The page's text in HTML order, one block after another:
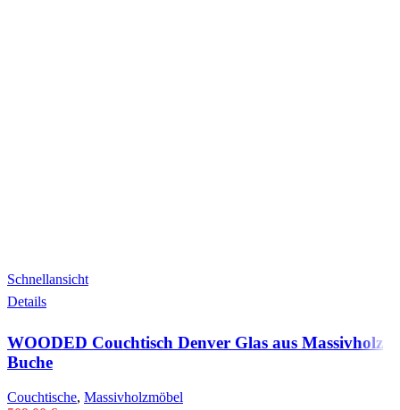
Schnellansicht
Details
WOODED Couchtisch Denver Glas aus Massivholz
Buche
Couchtische, Massivholzmöbel